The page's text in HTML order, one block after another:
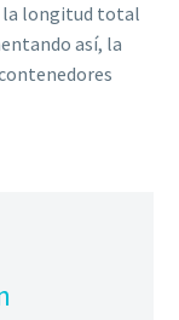
la longitud total
así, la